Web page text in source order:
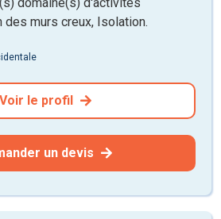
des murs creux, Isolation.
Voir le profil
un devis